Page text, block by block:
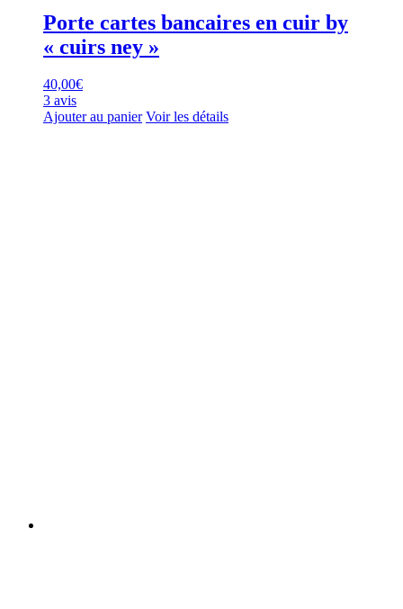
Porte cartes bancaires en cuir by
« cuirs ney »
40,00€
3 avis
Ajouter au panier Voir les détails